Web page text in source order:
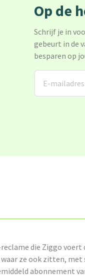
Op de
Schrijf je in
gebeurt in de
besparen op
die Ziggo
ze ook zitten,
abonnement